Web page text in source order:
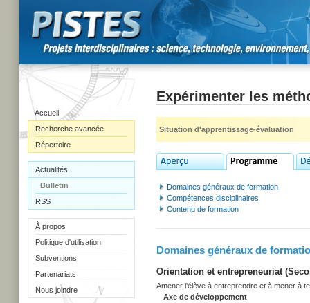
Accueil
Recherche avancée
Répertoire
Actualités
Bulletin
RSS
À propos
Politique d'utilisation
Subventions
Partenariats
Nous joindre
Expérimenter les
Situation d'apprentissage-évaluation
Domaines généraux de formation
Compétences disciplinaires
Contenu de formation
Domaines généraux de
Orientation et entrepreneuriat
Amener l'élève à entreprendre et à mener à
Axe de développement